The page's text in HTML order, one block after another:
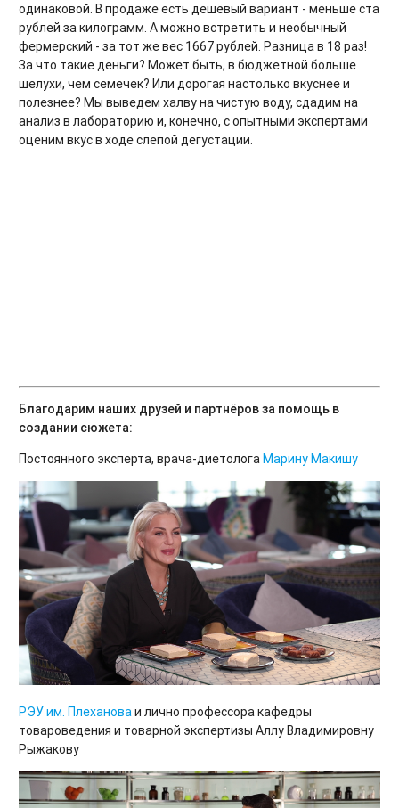
одинаковой. В продаже есть дешёвый вариант - меньше ста
рублей за килограмм. А можно встретить и необычный
фермерский - за тот же вес 1667 рублей. Разница в 18 раз!
За что такие деньги? Может быть, в бюджетной больше
шелухи, чем семечек? Или дорогая настолько вкуснее и
полезнее? Мы выведем халву на чистую воду, сдадим на
анализ в лабораторию и, конечно, с опытными экспертами
оценим вкус в ходе слепой дегустации.
Благодарим наших друзей и партнёров за помощь в
создании сюжета:
Постоянного эксперта, врача-диетологаМарину Макишу
РЭУ им. Плеханова и лично профессора кафедры
товароведения и товарной экспертизы Аллу Владимировну
Рыжакову